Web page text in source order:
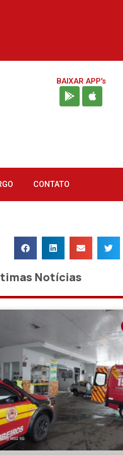
BAIXAR APP's
CONTATO
Notícias